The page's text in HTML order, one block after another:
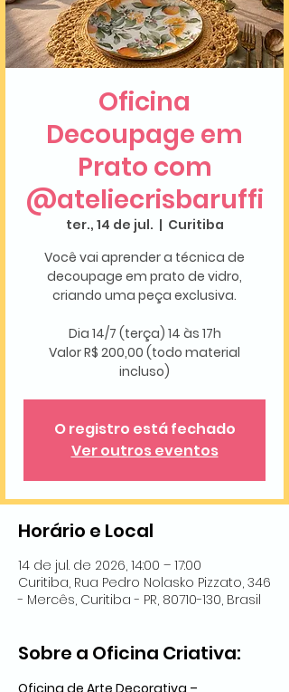
Oficina
Decoupage em
Prato com
@ateliecrisbaruffi
ter., 14 de jul.
  |
Curitiba
Você vai aprender a técnica de
decoupage em prato de vidro,
criando uma peça exclusiva.
Dia 14/7 (terça) 14 às 17h
Valor R$ 200,00 (todo material
incluso)
O registro está fechado
Ver outros eventos
Horário e Local
14 de jul. de 2026, 14:00 – 17:00
Curitiba, Rua Pedro Nolasko Pizzato, 346
- Mercês, Curitiba - PR, 80710-130, Brasil
Sobre a Oficina Criativa: